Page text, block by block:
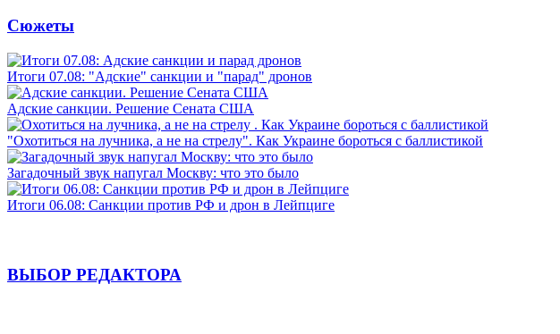
Сюжеты
Итоги 07.08: "Адские" санкции и "парад" дронов
Адские санкции. Решение Сената США
"Охотиться на лучника, а не на стрелу". Как Украине бороться с баллистикой
Загадочный звук напугал Москву: что это было
Итоги 06.08: Санкции против РФ и дрон в Лейпциге
ВЫБОР РЕДАКТОРА